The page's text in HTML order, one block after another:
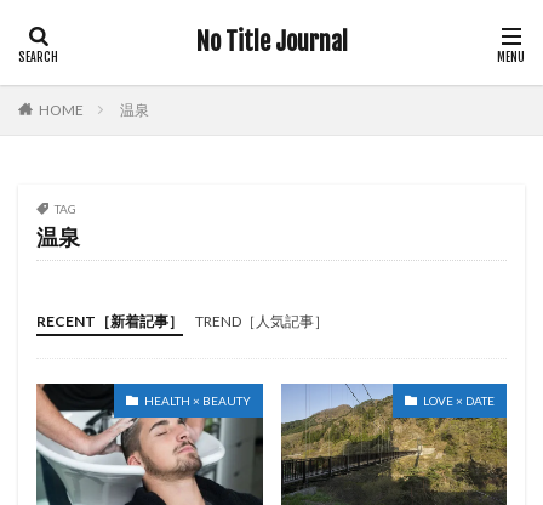
No Title Journal
吹石一恵
仮想通貨
付き合う前
マリウス葉
モデル
モーニング娘。 ユチョン
ブーツ
フォルクスワーゲン
フォーマル
フライデー
フリース フルラ
ブブカ
ブルックリンスタイル
プラダ
ヘルスケア
プレゼント
プロテイン
プロポーズ
HOME 温泉
TAG
温泉
RECENT［新着記事］ TREND［人気記事］
HEALTH × BEAUTY LOVE × DATE